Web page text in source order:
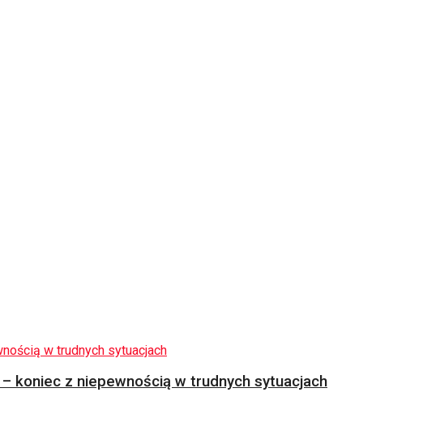
koniec z niepewnością w trudnych sytuacjach